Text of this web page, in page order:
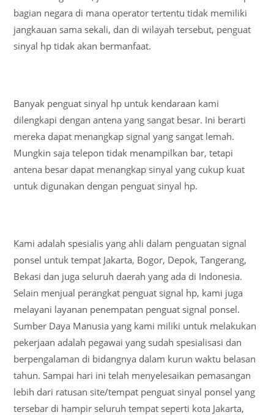
bagian negara di mana operator tertentu tidak memiliki
jangkauan sama sekali, dan di wilayah tersebut, penguat
sinyal hp tidak akan bermanfaat.
Banyak penguat sinyal hp untuk kendaraan kami
dilengkapi dengan antena yang sangat besar. Ini berarti
mereka dapat menangkap signal yang sangat lemah.
Mungkin saja telepon tidak menampilkan bar, tetapi
antena besar dapat menangkap sinyal yang cukup kuat
untuk digunakan dengan penguat sinyal hp.
Kami adalah spesialis yang ahli dalam penguatan signal
ponsel untuk tempat Jakarta, Bogor, Depok, Tangerang,
Bekasi dan juga seluruh daerah yang ada di Indonesia.
Selain menjual perangkat penguat signal hp, kami juga
melayani layanan penempatan penguat signal ponsel.
Sumber Daya Manusia yang kami miliki untuk melakukan
pekerjaan adalah pegawai yang sudah spesialisasi dan
berpengalaman di bidangnya dalam kurun waktu belasan
tahun. Sampai hari ini telah menyelesaikan pemasangan
lebih dari ratusan site/tempat penguat sinyal ponsel yang
tersebar di hampir seluruh tempat seperti kota Jakarta,